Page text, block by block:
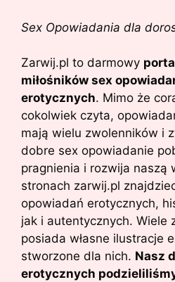
Sex Opowiadania dla
Zarwij.pl to darmowy
miłośników sex
erotycznych. Mimo że
cokolwiek czyta,
mają wielu zwolenników i
dobre sex opowiadanie
pragnienia i rozwija naszą
stronach zarwij.pl
opowiadań erotycznych,
jak i autentycznych. Wiele
posiada własne ilustracje
stworzone dla nich. Nasz
erotycznych